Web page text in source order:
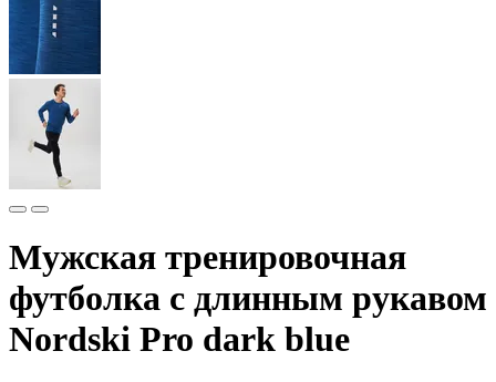
Мужская тренировочная
футболка с длинным рукавом
Nordski Pro dark blue